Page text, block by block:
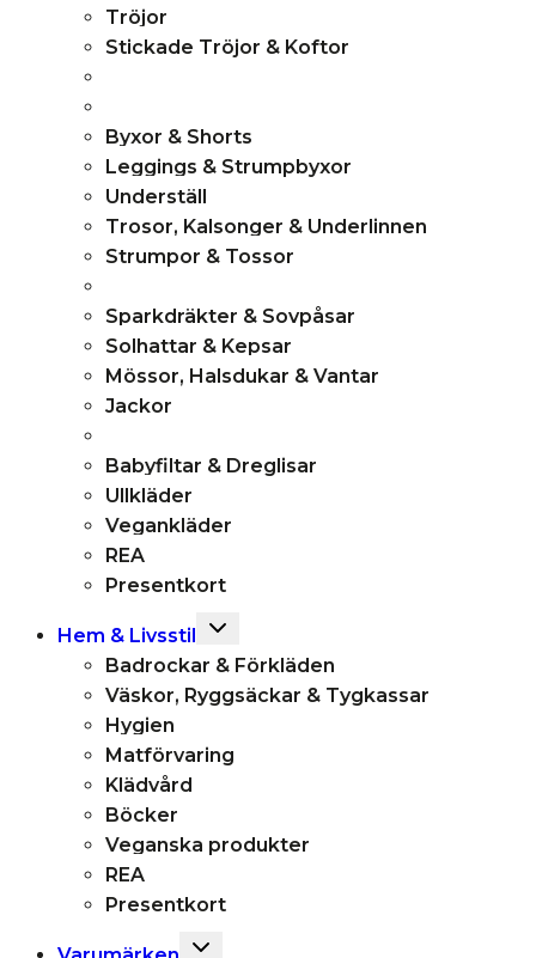
Tröjor
Stickade Tröjor & Koftor
Byxor & Shorts
Leggings & Strumpbyxor
Underställ
Trosor, Kalsonger & Underlinnen
Strumpor & Tossor
Sparkdräkter & Sovpåsar
Solhattar & Kepsar
Mössor, Halsdukar & Vantar
Jackor
Babyfiltar & Dreglisar
Ullkläder
Vegankläder
REA
Presentkort
Hem & Livsstil
Toggle
menu
Badrockar & Förkläden
Väskor, Ryggsäckar & Tygkassar
Hygien
Matförvaring
Klädvård
Böcker
Veganska produkter
REA
Presentkort
Toggle